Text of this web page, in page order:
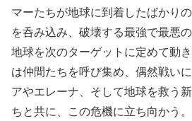
マーたちが地球に到着したばかり
を呑み込み、破壊する最強で最悪
地球を次のターゲットに定めて動
は仲間たちを呼び集め、偶然戦い
アやエレーナ、そして地球を救う
ちと共に、この危機に立ち向かう。